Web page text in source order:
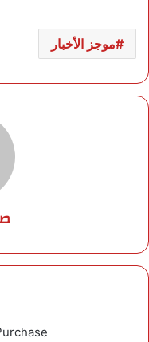
موجز الأخبار